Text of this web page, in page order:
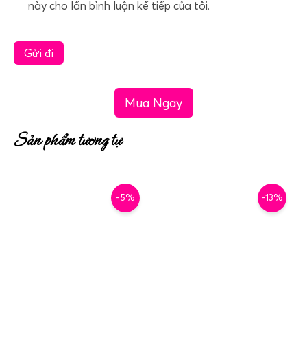
này cho lần bình luận kế tiếp của tôi.
Mua Ngay
Sản phẩm tương tự
-5% -13%